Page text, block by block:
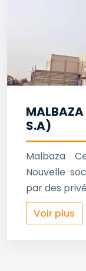
S.A)
Malbaza
Nouvelle
par des
Voir plus